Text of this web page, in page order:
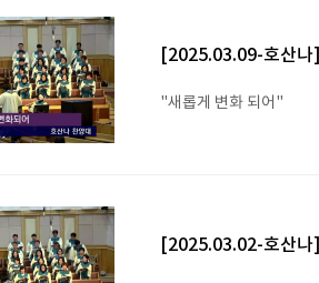
[2025.03.09-호산나]
"새롭게 변화 되어"
[2025.03.02-호산나]